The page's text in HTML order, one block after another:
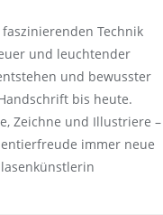
Technik
und leuchtender
und bewusster
bis heute.
Zeichne und Illustriere –
immer neue